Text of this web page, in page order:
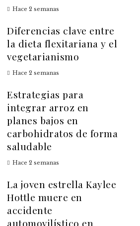
Hace 2 semanas
Diferencias clave entre
la dieta flexitariana y el
vegetarianismo
Hace 2 semanas
Estrategias para
integrar arroz en
planes bajos en
carbohidratos de forma
saludable
Hace 2 semanas
La joven estrella Kaylee
Hottle muere en
accidente
automovilístico en